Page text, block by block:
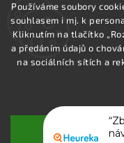
Používáme soubory
souhlasem i mj. k
Kliknutím na tlačítko
a předáním údajů o
na sociálních sítích a